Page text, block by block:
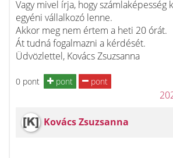
Vagy mivel írja, hogy számlaképesség
egyéni vállalkozó lenne.
Akkor meg nem értem a heti 20 órát.
Át tudná fogalmazni a kérdését.
Üdvözlettel, Kovács Zsuzsanna
0 pont pont pont
Kovács Zsuzsanna